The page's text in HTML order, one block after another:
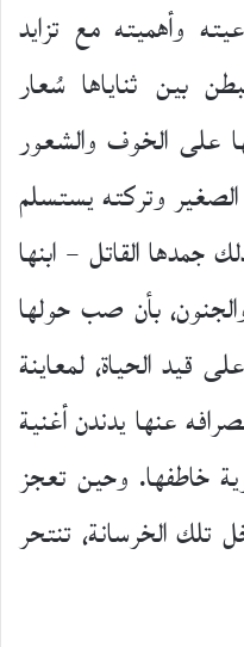
وأهميته مع تزايد
بين ثناياها سُعار
على الخوف والشعور
الصغير وتركته يستسلم
جمدها القاتل – ابنها
بأن صب حولها
قيد الحياة، لمعاينة
عنها يدندن أغنية
خاطفها. وحين تعجز
تلك الخرسانة، تنتحر